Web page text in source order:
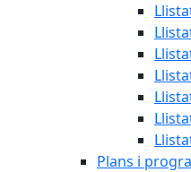
Plans i